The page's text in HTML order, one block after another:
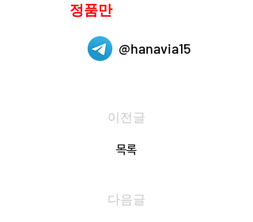
정품만
@hanavia15
이전글
목록
다음글